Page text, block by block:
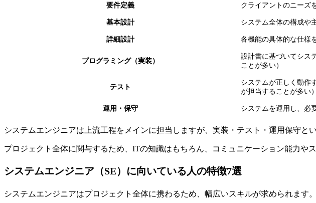
要件定義 クライアントのニーズ
基本設計 システム全体の構成や
詳細設計 各機能の具体的な仕様
プログラミング（実装）
設計書に基づいてシス
ことが多い）
テスト
システムが正しく動作
が担当することが多い）
運用・保守 システムを運用し、必
システムエンジニアは上流工程をメインに担当しますが、実装・テスト・運用保守と
プロジェクト全体に関与するため、ITの知識はもちろん、 コミュニケーション能力や
システムエンジニア（SE）に向いている人の特徴7選
システムエンジニアはプロジェクト全体に携わるため、幅広いスキルが求められます。